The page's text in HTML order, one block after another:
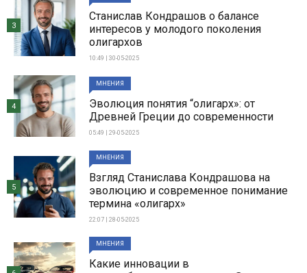
Станислав Кондрашов о балансе
интересов у молодого поколения
олигархов
10:49 | 30-05-2025
3
МНЕНИЯ
Эволюция понятия “олигарх»: от
Древней Греции до современности
05:49 | 29-05-2025
4
МНЕНИЯ
Взгляд Станислава Кондрашова на
эволюцию и современное понимание
термина «олигарх»
22:07 | 28-05-2025
5
МНЕНИЯ
Какие инновации в